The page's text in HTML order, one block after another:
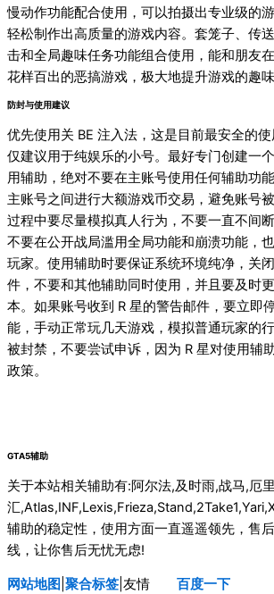
慢动作功能配合使用，可以拍摄出专业级的
轻松制作出高质量的游戏内容。套笼子、传
击和全局趣味任务功能组合使用，能和朋友
花样百出的恶搞游戏，极大地提升游戏的趣味
防封与使用建议
优先使用关 BE 注入法，这是目前最安全的
仅建议用于纯娱乐的小号。最好专门创建一
用辅助，绝对不要在主账号使用任何辅助功
主账号之间进行大额游戏币交易，避免账号
过程中要尽量模拟真人行为，不要一直不间
不要在公开战局滥用全局功能和崩溃功能，
玩家。使用辅助时要保证系统环境纯净，关
件，不要和其他辅助同时使用，并且要及时
本。如果账号收到 R 星的警告邮件，要立即
能，手动正常玩几天游戏，模拟普通玩家的
被封禁，不要尝试申诉，因为 R 星对使用辅
政策。
GTA5辅助
关于本站相关辅助有:阿尔法,及时雨,战马,厄
汇
辅助的稳定性，使用方面一直遥遥领先，售
线，让你售后无忧无虑!
网站地图 聚合标签 |友情 百度一下